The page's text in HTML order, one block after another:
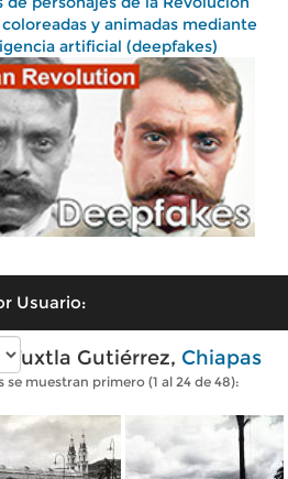
y animadas mediante
artificial (deepfakes)
Usuario:
Tuxtla Gutiérrez, Chiapas
muestran primero (1 al 24 de 48):